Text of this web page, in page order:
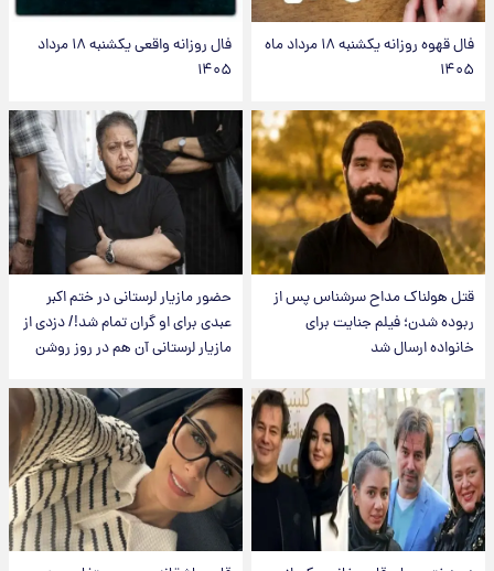
فال قهوه روزانه یکشنبه ۱۸ مرداد ماه
۱۴۰۵
فال روزانه واقعی یکشنبه ۱۸ مرداد
۱۴۰۵
قتل هولناک مداح سرشناس پس از
ربوده شدن؛ فیلم جنایت برای
خانواده ارسال شد
حضور مازیار لرستانی در ختم اکبر
عبدی برای او گران تمام شد!/ دزدی از
مازیار لرستانی آن هم در روز روشن